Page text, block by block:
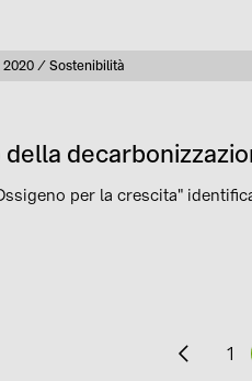
Categoria
Sostenibilità
della
per la crescita"
1